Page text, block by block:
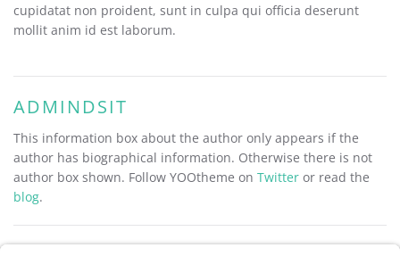
cupidatat non proident, sunt in culpa qui officia deserunt
mollit anim id est laborum.
ADMINDSIT
This information box about the author only appears if the
author has biographical information. Otherwise there is not
author box shown. Follow YOOtheme on Twitter or read the
blog.